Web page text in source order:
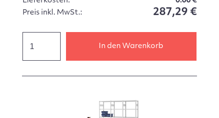
Preis inkl. MwSt.:
287,29 €
In den Warenkorb